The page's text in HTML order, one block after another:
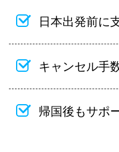
日本出発前に
キャンセル手
帰国後もサポ